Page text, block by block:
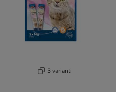
3 varianti